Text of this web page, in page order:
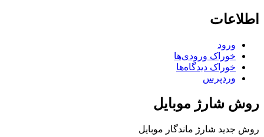
اطلاعات
ورود
خوراک ورودی‌ها
خوراک دیدگاه‌ها
وردپرس
روش شارژ موبایل
روش جدید شارژ ماندگار موبایل